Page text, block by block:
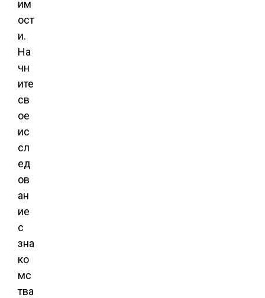
им
ост
и.
На
чн
ите
св
ое
ис
сл
ед
ов
ан
ие
с
зна
ко
мс
тва